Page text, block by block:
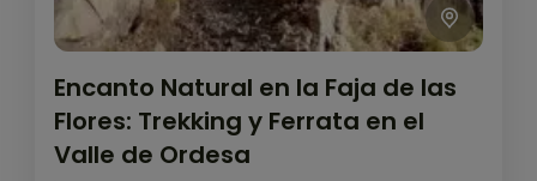
Encanto Natural en la Faja de las
Flores: Trekking y Ferrata en el
Valle de Ordesa